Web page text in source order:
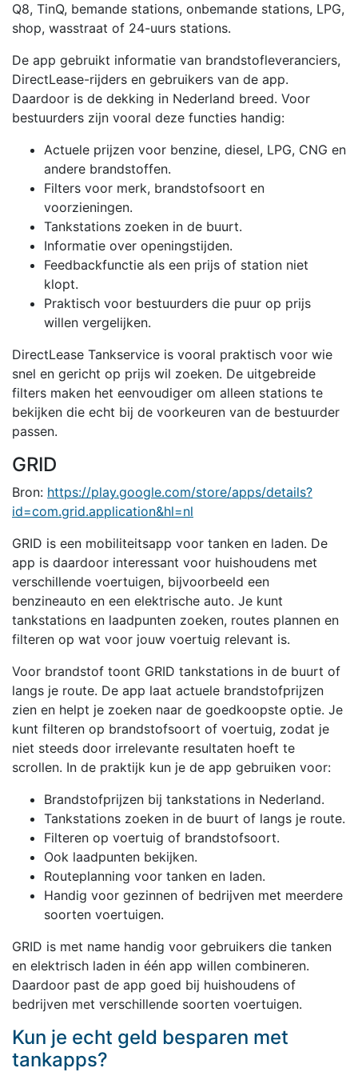
Q8, TinQ, bemande stations, onbemande stations, LPG,
shop, wasstraat of 24-uurs stations.
De app gebruikt informatie van brandstofleveranciers,
DirectLease-rijders en gebruikers van de app.
Daardoor is de dekking in Nederland breed. Voor
bestuurders zijn vooral deze functies handig:
Actuele prijzen voor benzine, diesel, LPG, CNG en
andere brandstoffen.
Filters voor merk, brandstofsoort en
voorzieningen.
Tankstations zoeken in de buurt.
Informatie over openingstijden.
Feedbackfunctie als een prijs of station niet
klopt.
Praktisch voor bestuurders die puur op prijs
willen vergelijken.
DirectLease Tankservice is vooral praktisch voor wie
snel en gericht op prijs wil zoeken. De uitgebreide
filters maken het eenvoudiger om alleen stations te
bekijken die echt bij de voorkeuren van de bestuurder
passen.
GRID
Bron: https://play.google.com/store/apps/details?
id=com.grid.application&hl=nl
GRID is een mobiliteitsapp voor tanken en laden. De
app is daardoor interessant voor huishoudens met
verschillende voertuigen, bijvoorbeeld een
benzineauto en een elektrische auto. Je kunt
tankstations en laadpunten zoeken, routes plannen en
filteren op wat voor jouw voertuig relevant is.
Voor brandstof toont GRID tankstations in de buurt of
langs je route. De app laat actuele brandstofprijzen
zien en helpt je zoeken naar de goedkoopste optie. Je
kunt filteren op brandstofsoort of voertuig, zodat je
niet steeds door irrelevante resultaten hoeft te
scrollen. In de praktijk kun je de app gebruiken voor:
Brandstofprijzen bij tankstations in Nederland.
Tankstations zoeken in de buurt of langs je route.
Filteren op voertuig of brandstofsoort.
Ook laadpunten bekijken.
Routeplanning voor tanken en laden.
Handig voor gezinnen of bedrijven met meerdere
soorten voertuigen.
GRID is met name handig voor gebruikers die tanken
en elektrisch laden in één app willen combineren.
Daardoor past de app goed bij huishoudens of
bedrijven met verschillende soorten voertuigen.
Kun je echt geld besparen met
tankapps?